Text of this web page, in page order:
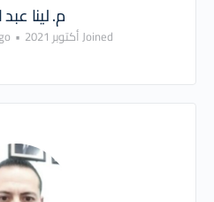
م. لينا عبد
Joined أكتوبر 2021 •